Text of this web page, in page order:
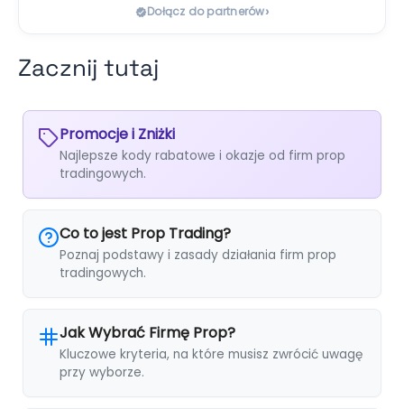
Dołącz do partnerów›
Zacznij tutaj
Promocje i Zniżki
Najlepsze kody rabatowe i okazje od firm prop
tradingowych.
Co to jest Prop Trading?
Poznaj podstawy i zasady działania firm prop
tradingowych.
Jak Wybrać Firmę Prop?
Kluczowe kryteria, na które musisz zwrócić uwagę
przy wyborze.